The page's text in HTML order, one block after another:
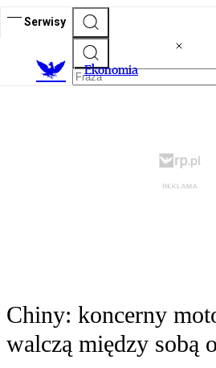
Serwisy
Ekonomia
Chiny: koncerny
walczą między sobą